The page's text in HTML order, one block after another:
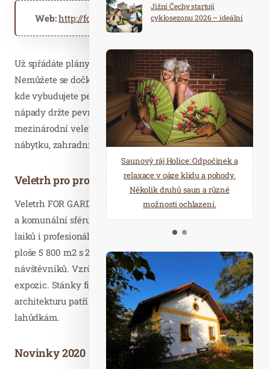
Web:http://for-garden.cz
Už spřádáte plány na jarní úpravy vaší zahrady?
Nemůžete se dočkat, co nového pořídíte, zasadíte nebo
kde vybudujete perfektní posezení s novým grilem? Své
nápady držte pevně v hlavě a přijďte je realizovat na
mezinárodní veletrh zahradní architektury, zeleně,
nábytku, zahradní a komunální technikyFOR GARDEN.
Veletrh pro profesionály i pro veřejnost
Veletrh FOR GARDEN postihuje všechny zahradní obory
a komunální sféru. Jeho loňský ročník přilákal pozornost
laiků i profesionálů a do expozic na celkové výstavní
ploše 5 800 m2 s 206 vystavovateli zavítalo přes 36 000
návštěvníků. Vzrůstá nejen rozloha, ale také kvalita
expozic. Stánky firem prezentujících zahradní
architekturu patří dnes na FOR GARDEN k designovým
lahůdkám.
Novinky 2020
Jižní Čechy startují
cyklosezonu 2026 – ideální
Saunový ráj Holice: Odpočinek a
relaxace v oáze klidu a pohody.
Několik druhů saun a různé
možnosti ochlazení.
Spa Hotel Děvín: Odpočiňte si od
starostí všedních dnů a přijeďte
načerpat novou energii do
Mariánských Lázní.